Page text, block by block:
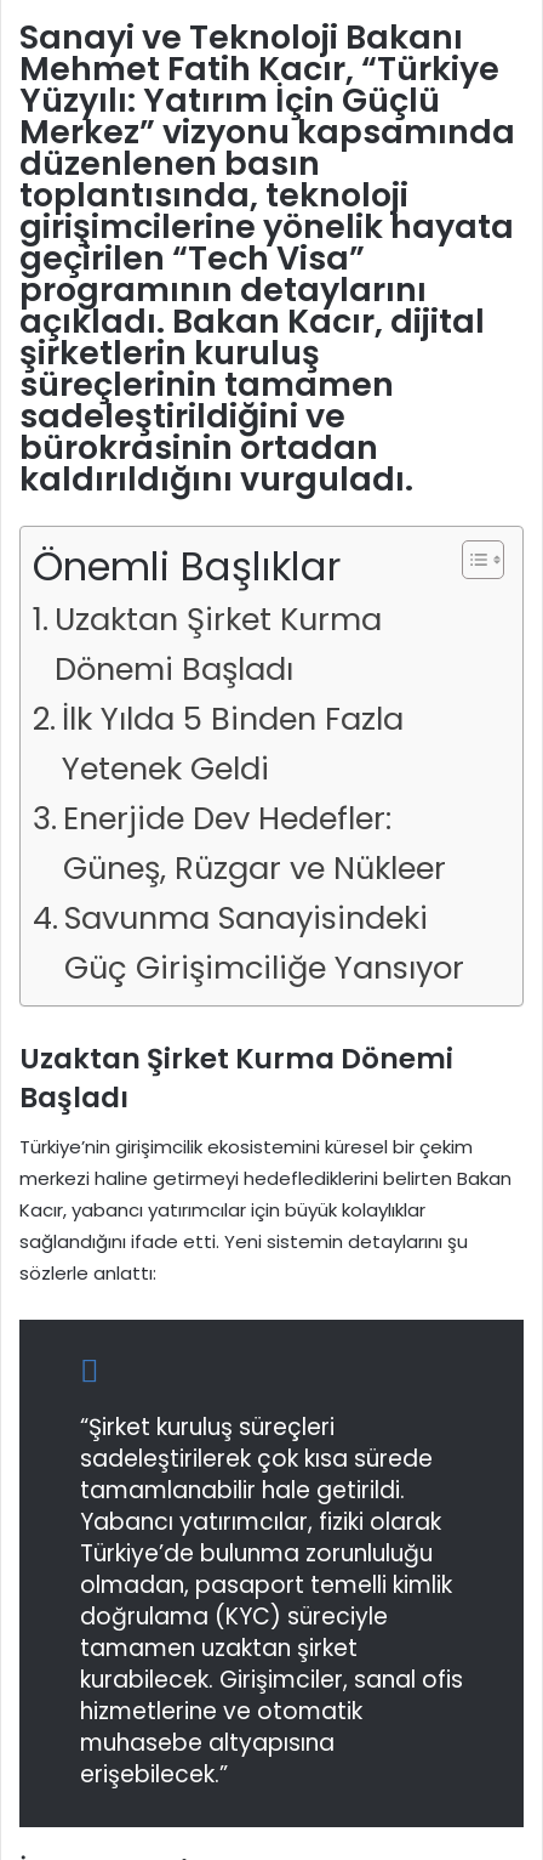
Sanayi ve Teknoloji Bakanı
Mehmet Fatih Kacır, “Türkiye
Yüzyılı: Yatırım İçin Güçlü
Merkez” vizyonu kapsamında
düzenlenen basın
toplantısında, teknoloji
girişimcilerine yönelik hayata
geçirilen “Tech Visa”
programının detaylarını
açıkladı. Bakan Kacır, dijital
şirketlerin kuruluş
süreçlerinin tamamen
sadeleştirildiğini ve
bürokrasinin ortadan
kaldırıldığını vurguladı.
Önemli Başlıklar
Uzaktan Şirket Kurma
Dönemi Başladı
İlk Yılda 5 Binden Fazla
Yetenek Geldi
Enerjide Dev Hedefler:
Güneş, Rüzgar ve Nükleer
Savunma Sanayisindeki
Güç Girişimciliğe Yansıyor
Uzaktan Şirket Kurma Dönemi
Başladı
Türkiye’nin girişimcilik ekosistemini küresel bir çekim
merkezi haline getirmeyi hedeflediklerini belirten Bakan
Kacır, yabancı yatırımcılar için büyük kolaylıklar
sağlandığını ifade etti. Yeni sistemin detaylarını şu
sözlerle anlattı:
“Şirket kuruluş süreçleri
sadeleştirilerek çok kısa sürede
tamamlanabilir hale getirildi.
Yabancı yatırımcılar, fiziki olarak
Türkiye’de bulunma zorunluluğu
olmadan, pasaport temelli kimlik
doğrulama (KYC) süreciyle
tamamen uzaktan şirket
kurabilecek. Girişimciler, sanal ofis
hizmetlerine ve otomatik
muhasebe altyapısına
erişebilecek.”